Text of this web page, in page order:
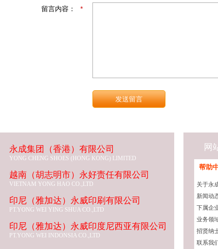
留言内容： *
永成集团（香港）有限公司
YONG CHENG SHOES (HONG KONG) LIMITED
越南（胡志明市）永好责任有限公司
VIETNAM YONG HAO CO.,LTD
印尼（雅加达）永威印刷有限公司
PT.YONG WEI YING SHUA CO.,LTD
印尼（雅加达）永威印度尼西亚有限公司
PT.YONG WEI INDONSIA CO.,LTD
帮助
关于永
新闻动
下属企
业务领
招贤纳
联系我
网